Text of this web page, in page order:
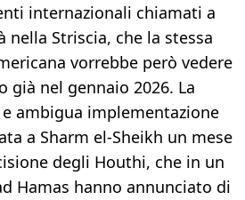
internazionali chiamati a
Striscia, che la stessa
vorrebbe però vedere
già nel gennaio 2026. La
ambigua implementazione
a Sharm el-Sheikh un mese
degli Houthi, che in un
Hamas hanno annunciato di